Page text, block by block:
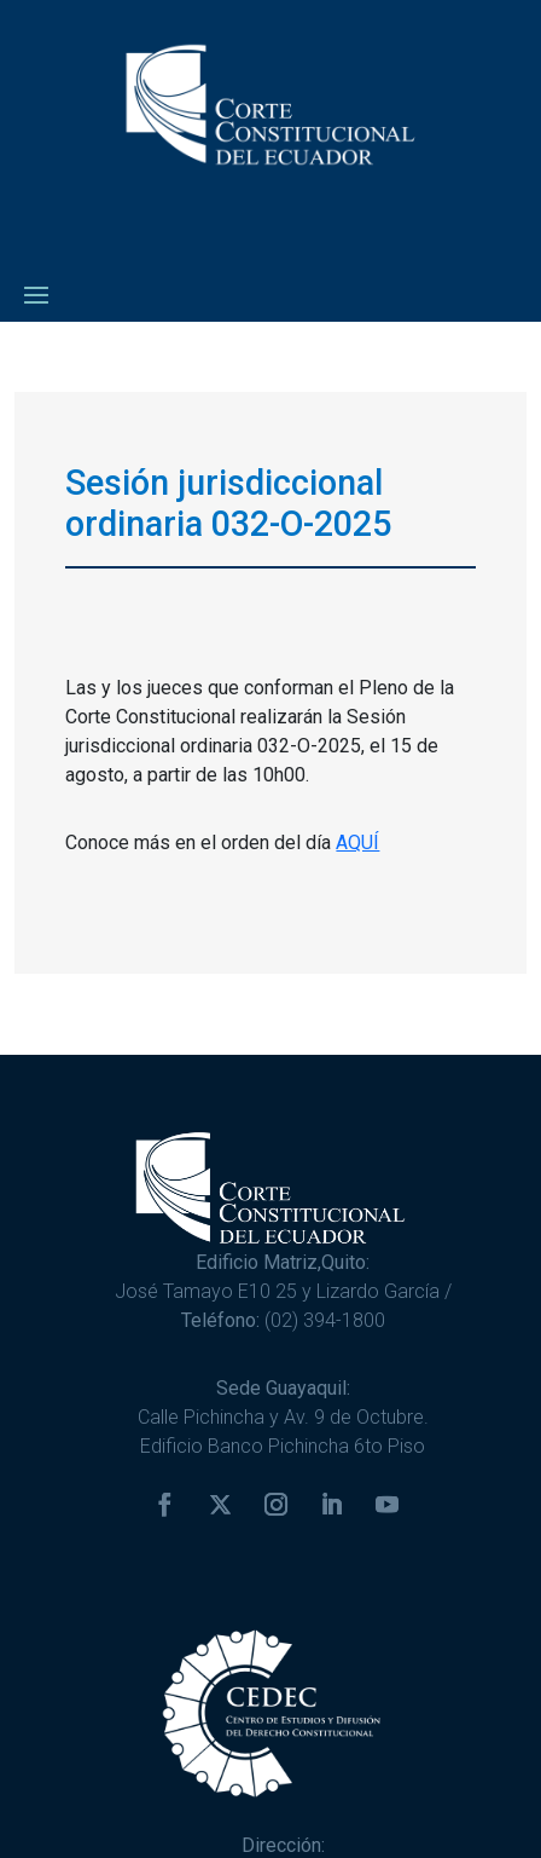
Sesión jurisdiccional
ordinaria 032-O-2025
Las y los jueces que conforman el Pleno de la
Corte Constitucional realizarán la Sesión
jurisdiccional ordinaria 032-O-2025, el 15 de
agosto, a partir de las 10h00.
Conoce más en el orden del díaAQUÍ
Edificio Matriz,Quito:
José Tamayo E10 25 y Lizardo García /
Teléfono: (02) 394-1800
Sede Guayaquil:
Calle Pichincha y Av. 9 de Octubre.
Edificio Banco Pichincha 6to Piso
Dirección: